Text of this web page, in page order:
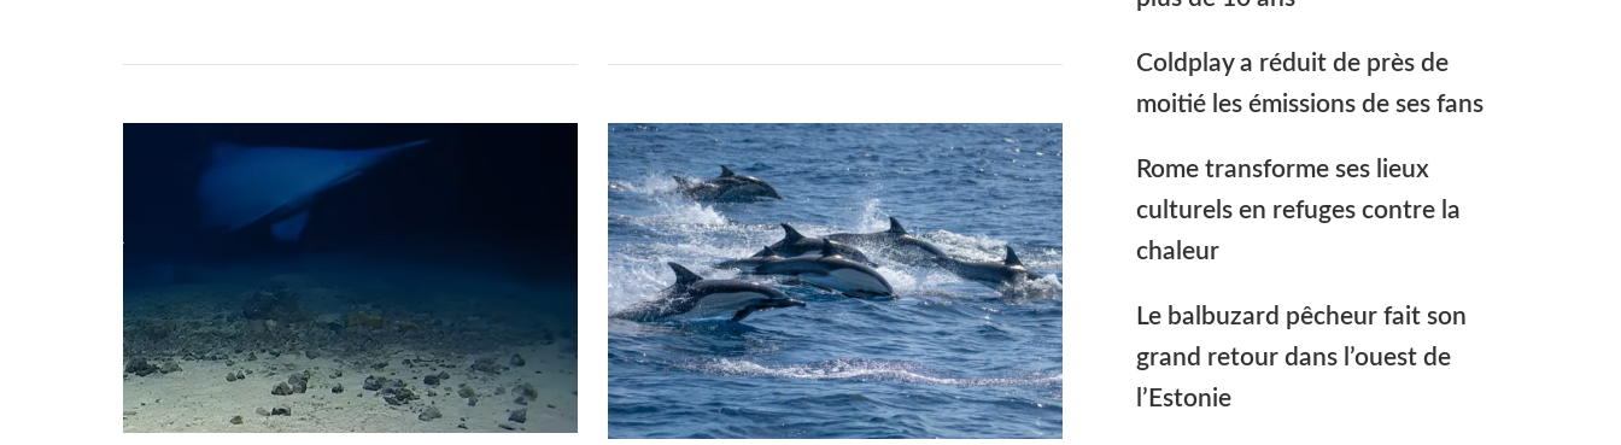
Coldplay a réduit de près de
moitié les émissions de ses fans
Rome transforme ses lieux
culturels en refuges contre la
chaleur
Le balbuzard pêcheur fait son
grand retour dans l’ouest de
l’Estonie